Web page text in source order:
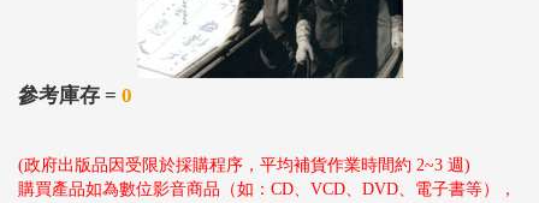
參考庫存 = 0
(政府出版品因受限於採購程序，平均補貨作業時間約 2~3 週)
購買產品如為數位影音商品（如：CD、VCD、DVD、電子書等），